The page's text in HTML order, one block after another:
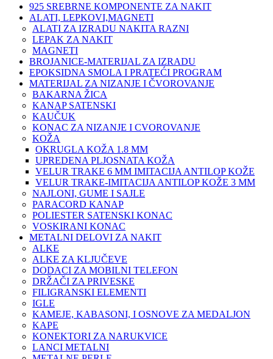
925 SREBRNE KOMPONENTE ZA NAKIT
ALATI, LEPKOVI,MAGNETI
ALATI ZA IZRADU NAKITA RAZNI
LEPAK ZA NAKIT
MAGNETI
BROJANICE-MATERIJAL ZA IZRADU
EPOKSIDNA SMOLA I PRATEĆI PROGRAM
MATERIJAL ZA NIZANJE I ČVOROVANJE
BAKARNA ŽICA
KANAP SATENSKI
KAUČUK
KONAC ZA NIZANJE I CVOROVANJE
KOŽA
OKRUGLA KOŽA 1.8 MM
UPREDENA PLJOSNATA KOŽA
VELUR TRAKE 6 MM IMITACIJA ANTILOP KOŽE
VELUR TRAKE-IMITACIJA ANTILOP KOŽE 3 MM
NAJLONI, GUME I SAJLE
PARACORD KANAP
POLIESTER SATENSKI KONAC
VOSKIRANI KONAC
METALNI DELOVI ZA NAKIT
ALKE
ALKE ZA KLJUČEVE
DODACI ZA MOBILNI TELEFON
DRŽAČI ZA PRIVESKE
FILIGRANSKI ELEMENTI
IGLE
KAMEJE, KABASONI, I OSNOVE ZA MEDALJON
KAPE
KONEKTORI ZA NARUKVICE
LANCI METALNI